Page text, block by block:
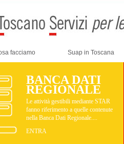
facciamo Suap in Toscana
BANCA DATI
REGIONALE
Le attività gestibili mediante STAR
fanno riferimento a quelle contenute
nella Banca Dati Regionale....
ENTRA